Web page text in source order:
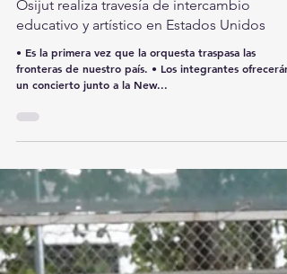
2 mar 2020
1 min de lectura
Osijut realiza travesía de intercambio
educativo y artístico en Estados Unidos
• Es la primera vez que la orquesta traspasa las
fronteras de nuestro país. • Los integrantes ofrecerán